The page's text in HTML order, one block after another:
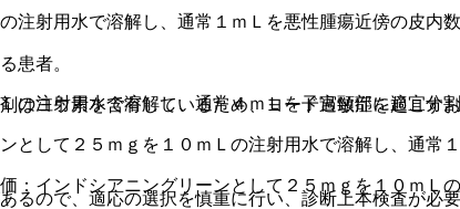
患者。
ヨウ素を含有しているため、ヨード過敏症を起こすお
ので、適応の選択を慎重に行い、診断上本検査が必
注射用水で溶解し、通常１ｍＬを悪性腫瘍近傍の皮内
の注射用水で溶解し、通常４ｍＬを子宮頸部に適宜分割
して２５ｍｇを１０ｍＬの注射用水で溶解し、通常１
インドシアニングリーンとして２５ｍｇを１０ｍＬ